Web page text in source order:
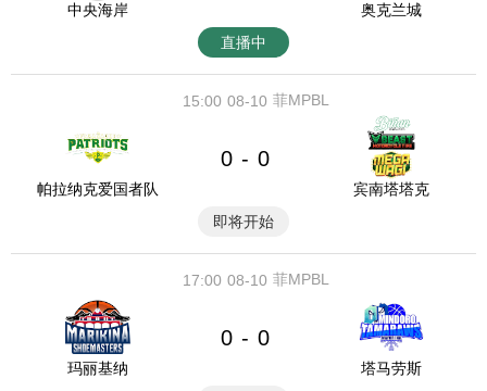
中央海岸
奥克兰城
直播中
08-10
15:00 菲MPBL
帕拉纳克爱国者队
0 - 0
宾南塔塔克
即将开始
08-10
17:00 菲MPBL
玛丽基纳
0 - 0
塔马劳斯